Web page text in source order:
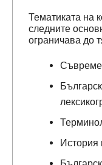
Тематиката на
следните
ограничава до
История